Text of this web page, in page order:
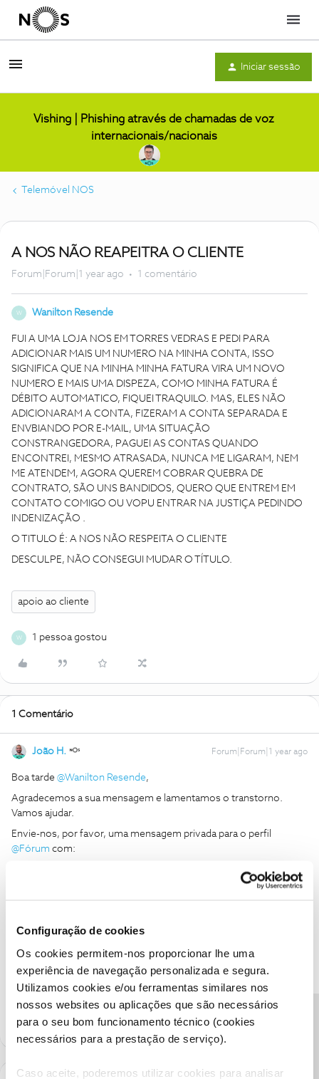
Configuração de cookies
Os cookies permitem-nos proporcionar lhe uma
experiência de navegação personalizada e segura.
Utilizamos cookies e/ou ferramentas similares nos
nossos websites ou aplicações que são necessários
para o seu bom funcionamento técnico (cookies
necessários para a prestação de serviço).
Caso aceite, poderemos utilizar cookies para analisar
Menu
Iniciar sessão
Vishing | Phishing através de chamadas de voz
internacionais/nacionais
Telemóvel NOS
A NOS NÃO REAPEITRA O CLIENTE
Forum|Forum|1 year ago 1 comentário
W Wanilton Resende
FUI A UMA LOJA NOS EM TORRES VEDRAS E PEDI PARA
ADICIONAR MAIS UM NUMERO NA MINHA CONTA, ISSO
SIGNIFICA QUE NA MINHA MINHA FATURA VIRA UM NOVO
NUMERO E MAIS UMA DISPEZA, COMO MINHA FATURA É
DÉBITO AUTOMATICO, FIQUEI TRAQUILO. MAS, ELES NÃO
ADICIONARAM A CONTA, FIZERAM A CONTA SEPARADA E
ENVBIANDO POR E-MAIL, UMA SITUAÇÃO
CONSTRANGEDORA, PAGUEI AS CONTAS QUANDO
ENCONTREI, MESMO ATRASADA, NUNCA ME LIGARAM, NEM
ME ATENDEM, AGORA QUEREM COBRAR QUEBRA DE
CONTRATO, SÃO UNS BANDIDOS, QUERO QUE ENTREM EM
CONTATO COMIGO OU VOPU ENTRAR NA JUSTIÇA PEDINDO
INDENIZAÇÃO .
O TITULO É: A NOS NÃO RESPEITA O CLIENTE
DESCULPE, NÃO CONSEGUI MUDAR O TÍTULO.
apoio ao cliente
W 1 pessoa gostou
1 Comentário
João H. Forum|Forum|1 year ago
Boa tarde @Wanilton Resende,
Agradecemos a sua mensagem e lamentamos o transtorno.
Vamos ajudar.
Envie-nos, por favor, uma mensagem privada para o perfil
@Fórum com:
Ajude a comunidade a encontrar informação relevante. Marque
como "Melhor Resposta" e faça "Like" nos melhores comentários.
Siga os perfis da moderação, através da opção "Seguir", para estar
sempre a par das ultimas novidades.